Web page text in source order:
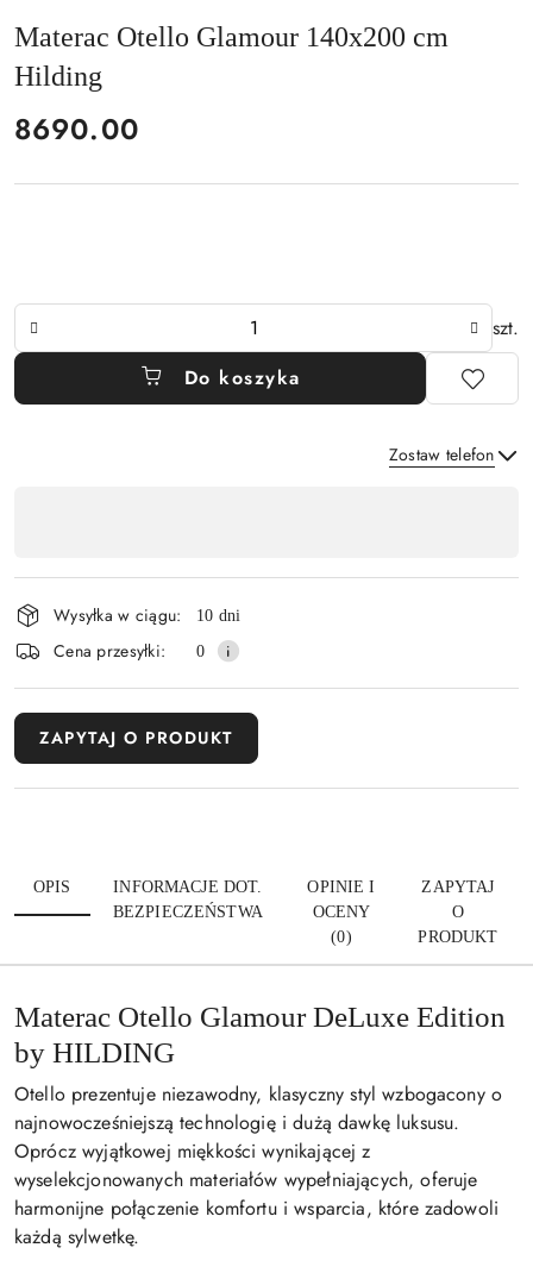
Materac Otello Glamour 140x200 cm
Hilding
cena:
8690.00
szt.
Do koszyka
Zostaw telefon
płatność
i
dostawa
Wysyłka w ciągu: 10 dni
Cena przesyłki: 0
ZAPYTAJ O PRODUKT
OPIS
INFORMACJE DOT.
BEZPIECZEŃSTWA
OPINIE I
OCENY
(0)
ZAPYTAJ
O
PRODUKT
Materac Otello Glamour DeLuxe Edition
by HILDING
Otello prezentuje niezawodny, klasyczny styl wzbogacony o
najnowocześniejszą technologię i dużą dawkę luksusu.
Oprócz wyjątkowej miękkości wynikającej z
wyselekcjonowanych materiałów wypełniających, oferuje
harmonijne połączenie komfortu i wsparcia, które zadowoli
każdą sylwetkę.